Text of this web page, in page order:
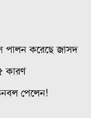
পালন করেছে জাসদ
কারণ
পেলেন!